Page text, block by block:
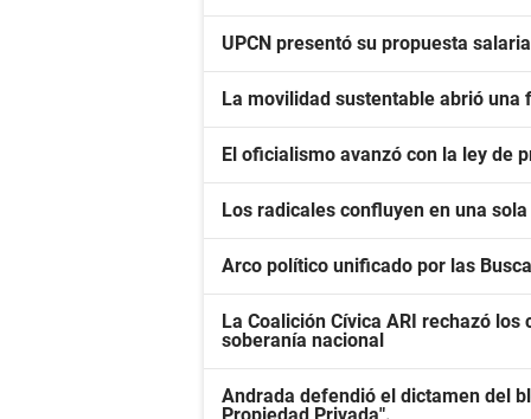
UPCN presentó su propuesta
La movilidad sustentable abrió una
El oficialismo avanzó con la ley de
Los radicales confluyen en una
Arco político unificado por las
La Coalición Cívica ARI rechazó
soberanía nacional
Andrada defendió el dictamen del